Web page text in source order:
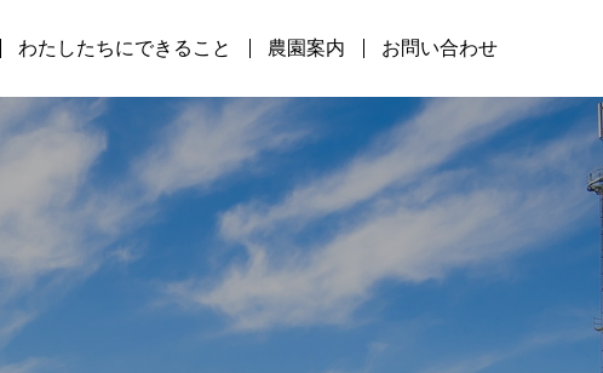
わたしたちにできること 農園案内 お問い合わせ